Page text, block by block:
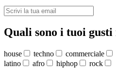
Quali sono i tuoi gusti
house techno commerciale
latino
afro hiphop rock